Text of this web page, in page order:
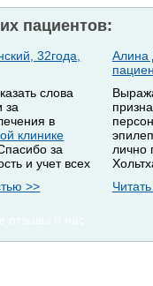
пациентов:
32года,
слова
за
в
клинике
за
и учет всех
>>
Алина
лично